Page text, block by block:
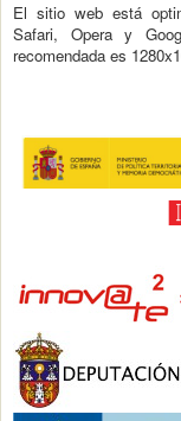
El sitio web está
Safari, Opera y
recomendada es